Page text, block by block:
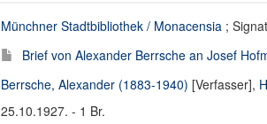
Münchner Stadtbibliothek / Monacensia ;
Brief von Alexander Berrsche an Josef
Berrsche, Alexander (1883-1940) [Verfasser],
25.10.1927. - 1 Br.